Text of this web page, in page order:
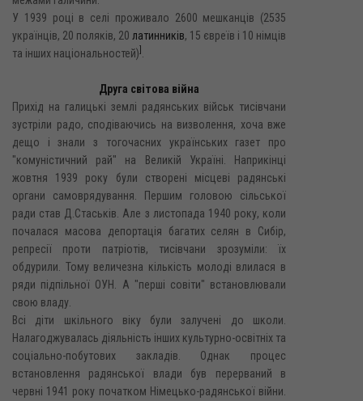
У 1939 році в селі проживало 2600 мешканців (2535
українців, 20 поляків, 20 латинників, 15 євреїв і 10 німців
та інших національностей)
Друга світова війна
Прихід на галицькі землі радянських військ тисівчани
зустріли радо, сподіваючись на визволення, хоча вже
дещо і знали з тогочасних українських газет про
"комуністичний рай" на Великій Україні. Наприкінці
жовтня 1939 року були створені місцеві радянські
органи самоврядування. Першим головою сільської
ради став Д.Стаськів. Але з листопада 1940 року, коли
почалася масова депортація багатих селян в Сибір,
репресії проти патріотів, тисівчани зрозуміли: їх
обдурили. Тому величезна кількість молоді влилася в
ряди підпільної ОУН. А "перші совіти" встановлювали
свою владу.
Всі діти шкільного віку були залучені до школи.
Налагоджувалась діяльність інших культурно-освітніх та
соціально-побутових закладів. Однак процес
встановлення радянської влади був перерваний в
червні 1941 року початком Німецько-радянської війни.